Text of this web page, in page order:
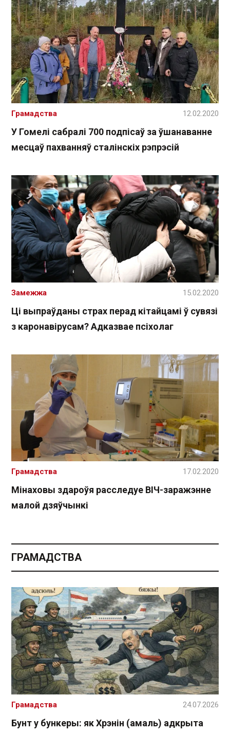
У Гомелі сабралі 700 подпісаў за ўшанаванне
месцаў пахванняў сталінскіх рэпрэсій
Грамадства 12.02.2020
Ці выпраўданы страх перад кітайцамі ў сувязі
з каронавірусам? Адказвае псіхолаг
Замежжа 15.02.2020
Мінаховы здароўя расследуе ВІЧ-заражэнне
малой дзяўчынкі
Грамадства 17.02.2020
ГРАМАДСТВА
Бунт у бункеры: як Хрэнін (амаль) адкрыта
Грамадства 24.07.2026